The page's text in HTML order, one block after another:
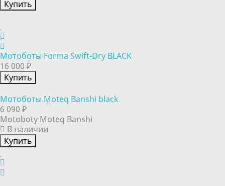
Купить
Мотоботы Forma Swift-Dry BLACK
16 000 ₽
Купить
Мотоботы Moteq Banshi black
6 090 ₽
Motoboty Moteq Banshi
В наличии
Купить